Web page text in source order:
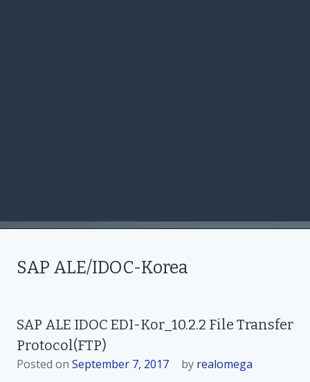
SAP ALE/IDOC-Korea
SAP ALE IDOC EDI-Kor_10.2.2 File Transfer
Protocol(FTP)
Posted on September 7, 2017 by realomega